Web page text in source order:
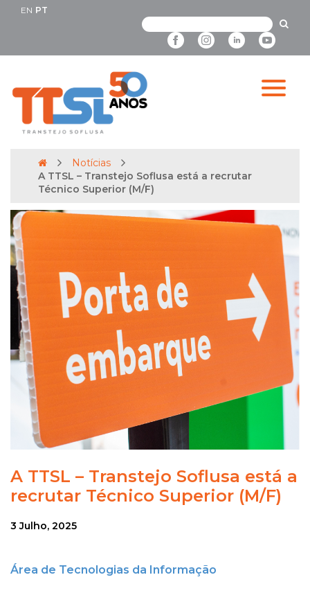
EN PT
Notícias
A TTSL – Transtejo Soflusa está a recrutar
Técnico Superior (M/F)
A TTSL – Transtejo Soflusa está a
recrutar Técnico Superior (M/F)
3 Julho, 2025
Área de Tecnologias da Informação